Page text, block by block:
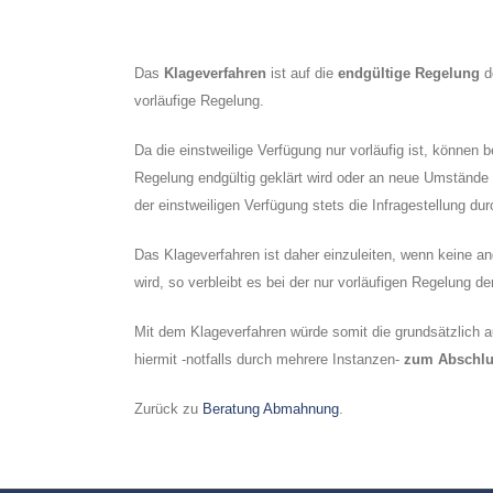
Das Klageverfahren ist auf die endgültige Regelung
vorläufige Regelung.
Da die einstweilige Verfügung nur vorläufig ist, können
Regelung endgültig geklärt wird oder an neue
der einstweiligen Verfügung stets die Infragestellung
Das Klageverfahren ist daher einzuleiten, wenn keine
wird, so verbleibt es bei der nur vorläufigen Regelung
Mit dem Klageverfahren würde somit die grundsätzlich
hiermit -notfalls durch mehrere Instanzen- zum
Zurück zu Beratung Abmahnung.